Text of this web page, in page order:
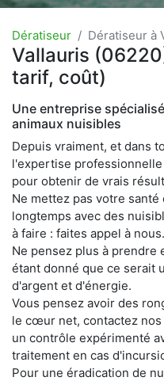
Dératiseur Dératiseur à
Vallauris
tarif, coût)
Une entreprise
animaux nuisibles
Depuis vraiment, et dans
l'expertise
pour obtenir de vrais
Ne mettez pas votre
longtemps avec des
à faire : faites appel à nous.
Ne pensez plus à prendre
étant donné que ce serait
d'argent et d'énergie.
Vous pensez avoir des
le cœur net, contactez
un contrôle expérimenté
traitement en cas
Pour une éradication de